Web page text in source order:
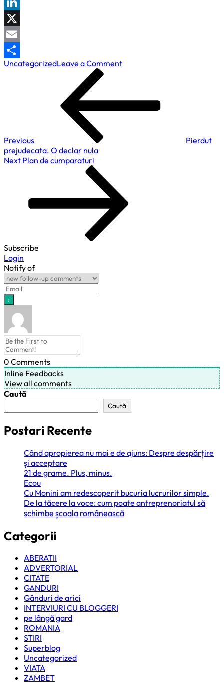
LinkedIn
X
Email
Partajează
UncategorizedLeave a Commenton
in
Bacau?
Previous
Pierdut
prejudecata. O declar nula
Next
Next Plan de cumparaturi
Subscribe
Login
Notify of
0 Comments
Inline Feedbacks
View all comments
Caută
Caută
Postari Recente
Când apropierea nu mai e de ajuns: Despre despărțire
și acceptare
21 de grame. Plus, minus.
Ecou
Cu Monini am redescoperit bucuria lucrurilor simple.
De la tăcere la voce: cum poate antreprenoriatul să
schimbe școala românească
Categorii
ABERATII
ADVERTORIAL
CITATE
GANDURI
Gânduri de arici
INTERVIURI CU BLOGGERI
pe lângă gard
ROMANIA
STIRI
Superblog
Uncategorized
VIATA
ZAMBET